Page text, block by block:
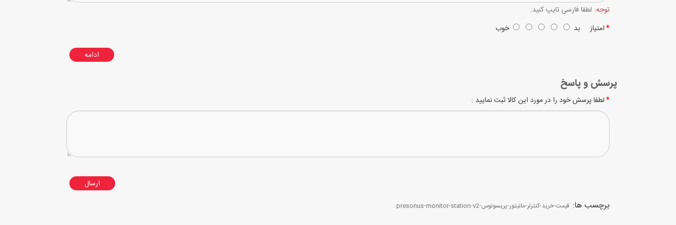
توجه: لطفا فارسی تایپ کنید.
امتیازبد خوب
ادامه
پرسش و پاسخ
لطفا پرسش خود را در مورد این کالا ثبت نمایید :
ارسال
برچسب ها: قیمت-خرید-کنترلر-مانیتور-پریسونوس-presonus-monitor-station-v2